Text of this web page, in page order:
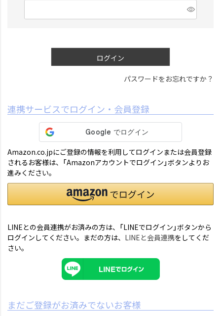
必
ログイン
パスワードをお忘れですか？
連携サービスでログイン・会員登録
Amazon.co.jpにご登録の情報を利用してログインまたは会員登録
されるお客様は、「Amazonアカウントでログイン」ボタンよりお
進みください。
LINEとの会員連携がお済みの方は、「LINEでログイン」ボタンから
ログインしてください。まだの方は、 LINEと会員連携をしてくだ
さい。
まだご登録がお済みでないお客様